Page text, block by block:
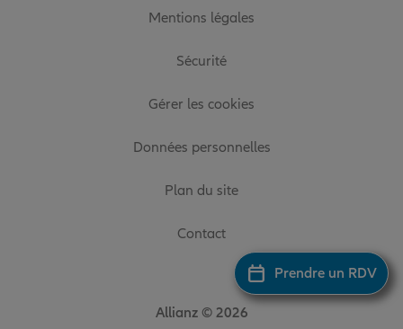
Prendre un RDV
Mentions légales
Sécurité
Gérer les cookies
Données personnelles
Plan du site
Contact
Allianz © 2026